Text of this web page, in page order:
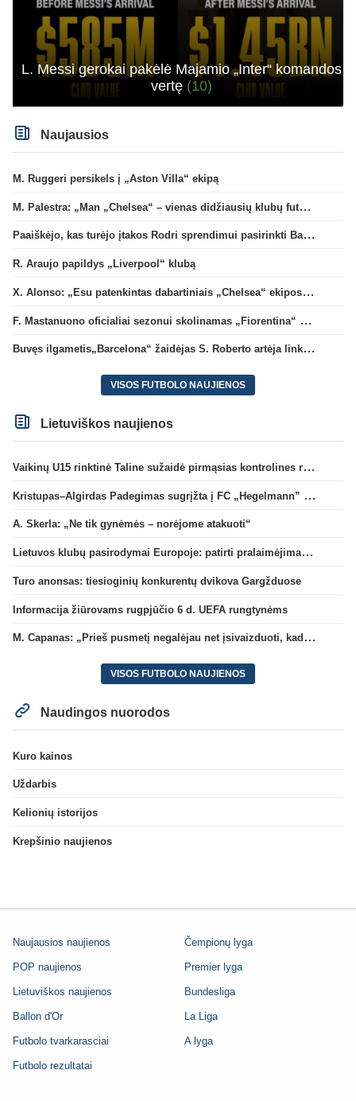
L. Messi gerokai pakėlė Majamio „Inter“ komandos
vertę (10)
Naujausios
M. Ruggeri persikels į „Aston Villa“ ekipą
M. Palestra: „Man „Chelsea“ – vienas didžiausių klubų futbole“
Paaiškėjo, kas turėjo įtakos Rodri sprendimui pasirinkti Barselonos pusę
R. Araujo papildys „Liverpool“ klubą
X. Alonso: „Esu patenkintas dabartiniais „Chelsea“ ekipos vartininkais“
F. Mastanuono oficialiai sezonui skolinamas „Fiorentina“ ekipai
Buvęs ilgametis„Barcelona“ žaidėjas S. Roberto artėja link persikėlimo į MLS
VISOS FUTBOLO NAUJIENOS
Lietuviškos naujienos
Vaikinų U15 rinktinė Taline sužaidė pirmąsias kontrolines rungtynes
Kristupas–Algirdas Padegimas sugrįžta į FC „Hegelmann” B sudėtį
A. Skerla: „Ne tik gynėmės – norėjome atakuoti“
Lietuvos klubų pasirodymai Europoje: patirti pralaimėjimai Kroatijos atstovams
Turo anonsas: tiesioginių konkurentų dvikova Gargžduose
Informacija žiūrovams rugpjūčio 6 d. UEFA rungtynėms
M. Capanas: „Prieš pusmetį negalėjau net įsivaizduoti, kad žaisime prieš „Hajduk“
VISOS FUTBOLO NAUJIENOS
Naudingos nuorodos
Kuro kainos
Uždarbis
Kelionių istorijos
Krepšinio naujienos
Naujausios naujienos
POP naujienos
Lietuviškos naujienos
Ballon d'Or
Futbolo tvarkarasciai
Futbolo rezultatai
Čempionų lyga
Premier lyga
Bundesliga
La Liga
A lyga